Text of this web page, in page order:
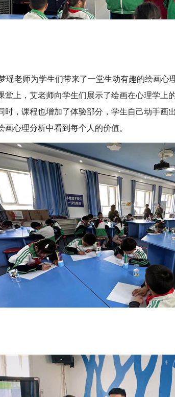
瑶老师为学生们带来了一堂生动有趣的绘画心
堂上，艾老师向学生们展示了绘画在心理学上
时，课程也增加了体验部分，学生自己动手画
画心理分析中看到每个人的价值。